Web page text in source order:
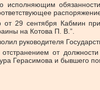
29 сентября Кабмин
на Котова П. В.”.
руководителя
от
Герасимова и бывшего